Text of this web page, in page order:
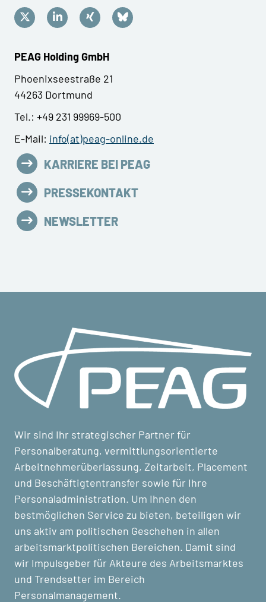
PEAG Holding GmbH
Phoenixseestraße 21
44263 Dortmund
Tel.: +49 231 99969-500
E-Mail: info(at)peag-online.de
KARRIERE BEI PEAG
PRESSEKONTAKT
NEWSLETTER
Wir sind Ihr strategischer Partner für
Personalberatung, vermittlungsorientierte
Arbeitnehmerüberlassung, Zeitarbeit, Placement
und Beschäftigtentransfer sowie für Ihre
Personaladministration. Um Ihnen den
bestmöglichen Service zu bieten, beteiligen wir
uns aktiv am politischen Geschehen in allen
arbeitsmarktpolitischen Bereichen. Damit sind
wir Impulsgeber für Akteure des Arbeitsmarktes
und Trendsetter im Bereich
Personalmanagement.